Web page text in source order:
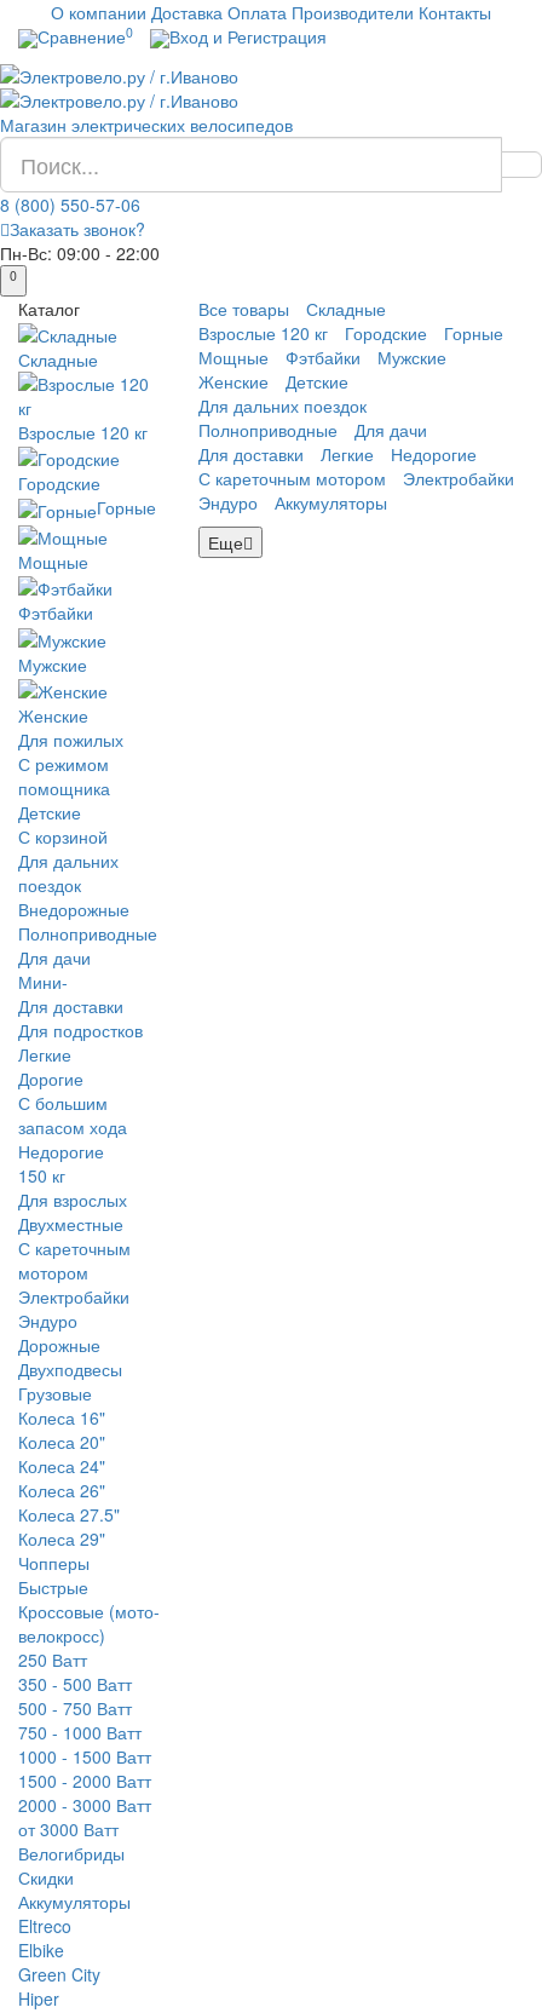
О компании Доставка Оплата Производители Контакты
Сравнение0 Вход и Регистрация
Магазин электрических велосипедов
8 (800) 550-57-06
Заказать звонок?
Пн-Вс: 09:00 - 22:00
0
Каталог
Складные
Взрослые 120 кг
Городские
Горные
Мощные
Фэтбайки
Мужские
Женские
Для пожилых
С режимом
помощника
Детские
С корзиной
Для дальних
поездок
Внедорожные
Полноприводные
Для дачи
Мини-
Для доставки
Для подростков
Легкие
Дорогие
С большим
запасом хода
Недорогие
150 кг
Для взрослых
Двухместные
С кареточным
мотором
Электробайки
Эндуро
Дорожные
Двухподвесы
Грузовые
Колеса 16"
Колеса 20"
Колеса 24"
Колеса 26"
Колеса 27.5"
Колеса 29"
Чопперы
Быстрые
Кроссовые (мото-
велокросс)
250 Ватт
350 - 500 Ватт
500 - 750 Ватт
750 - 1000 Ватт
1000 - 1500 Ватт
1500 - 2000 Ватт
2000 - 3000 Ватт
от 3000 Ватт
Велогибриды
Скидки
Аккумуляторы
Eltreco
Elbike
Green City
Hiper
Все товары
Складные
Взрослые 120 кг
Городские
Горные
Мощные
Фэтбайки
Мужские
Женские
Детские
Для дальних поездок
Полноприводные
Для дачи
Для доставки
Легкие
Недорогие
С кареточным мотором
Электробайки
Эндуро
Аккумуляторы
Еще